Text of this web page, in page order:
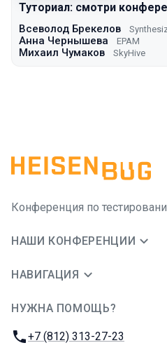
Туториал: смотри
Всеволод Брекелов
Анна Чернышева EPAM
Михаил Чумаков SkyHive
Конференция по
НАШИ КОНФЕРЕНЦИИ
НАВИГАЦИЯ
НУЖНА ПОМОЩЬ?
Телефон:
+7 (812) 313-27-23